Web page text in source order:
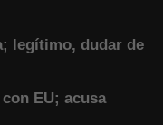
legítimo, dudar de
EU; acusa